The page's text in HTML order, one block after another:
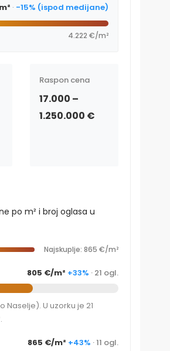
· -15% (ispod medijane)
4.222 €/m²
Raspon cena
17.000 –
1.250.000 €
po m² i broj oglasa u
Najskuplje: 865 €/m²
805 €/m² +33% · 21 ogl.
U uzorku je 21
865 €/m² +43% · 11 ogl.